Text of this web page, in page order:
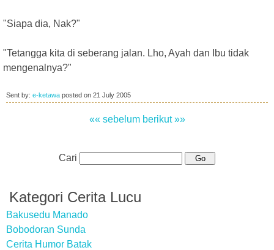
"Siapa dia, Nak?"
"Tetangga kita di seberang jalan. Lho, Ayah dan Ibu tidak
mengenalnya?"
Sent by: e-ketawa posted on 21 July 2005
«« sebelum berikut »»
Cari
Kategori Cerita Lucu
Bakusedu Manado
Bobodoran Sunda
Cerita Humor Batak